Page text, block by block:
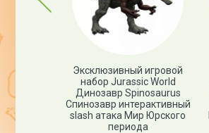
фигурка
World
Эксклюзивный игровой
набор Jurassic World
Динозавр Spinosaurus
Спинозавр интерактивный
slash атака Мир Юрского
периода